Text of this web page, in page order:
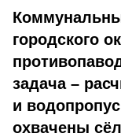
городского
задача –
и
охвачены